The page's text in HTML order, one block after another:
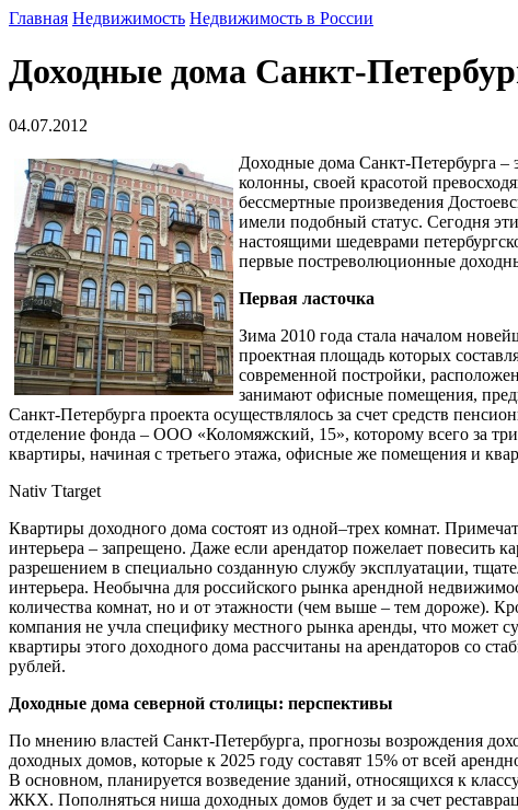
Главная Недвижимость Недвижимость в России
Доходные дома Санкт-
04.07.2012
Доходные дома Санкт-Петербурга –
колонны, своей красотой
бессмертные произведения
имели подобный статус. Сегодня
настоящими шедеврами
первые постреволюционные
Первая ласточка
Зима 2010 года стала началом
проектная площадь которых
современной постройки,
занимают офисные помещения,
Санкт-Петербурга проекта осуществлялось за счет средств
отделение фонда – ООО «Коломяжский, 15», которому всего за
квартиры, начиная с третьего этажа, офисные же помещения и
Nativ Ttarget
Квартиры доходного дома состоят из одной–трех комнат.
интерьера – запрещено. Даже если арендатор пожелает повесить
разрешением в специально созданную службу эксплуатации,
интерьера. Необычна для российского рынка арендной
количества комнат, но и от этажности (чем выше – тем дороже).
компания не учла специфику местного рынка аренды, что может
квартиры этого доходного дома рассчитаны на арендаторов со
рублей.
Доходные дома северной столицы: перспективы
По мнению властей Санкт-Петербурга, прогнозы возрождения
доходных домов, которые к 2025 году составят 15% от всей
В основном, планируется возведение зданий, относящихся к
ЖКХ. Пополняться ниша доходных домов будет и за счет